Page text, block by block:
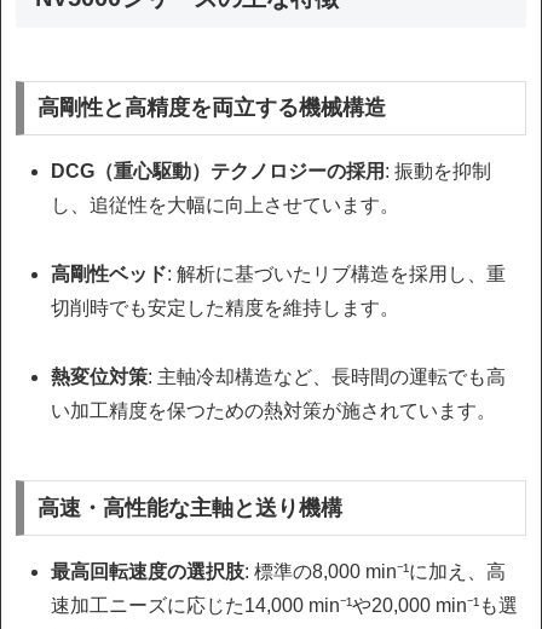
高剛性と高精度を両立する機械構造
DCG（重心駆動）テクノロジーの採用 : 振動を抑制
し、追従性を大幅に向上させています。
高剛性ベッド: 解析に基づいたリブ構造を採用し、重
切削時でも安定した精度を維持します。
熱変位対策: 主軸冷却構造など、長時間の運転でも高
い加工精度を保つための熱対策が施されています。
高速・高性能な主軸と送り機構
最高回転速度の選択肢: 標準の8,000 min⁻¹に加え、高
速加工ニーズに応じた14,000 min⁻¹や20,000 min⁻¹も選